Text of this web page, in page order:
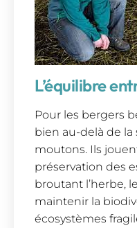
L’équilibre
Pour les bergers
bien au-delà de
moutons. Ils
préservation des
broutant l’herbe,
maintenir la
écosystèmes